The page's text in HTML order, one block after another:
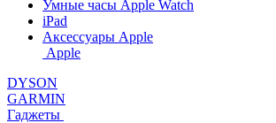
Умные часы Apple Watch
iPad
Аксессуары Apple
Apple
DYSON
GARMIN
Гаджеты